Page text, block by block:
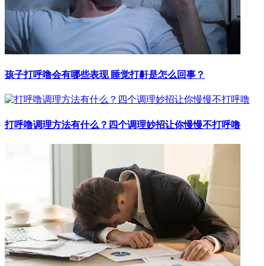
孩子打呼噜会有哪些表现 睡觉打鼾是怎么回事？
打呼噜调理方法有什么？四个调理妙招让你慢慢不打呼噜